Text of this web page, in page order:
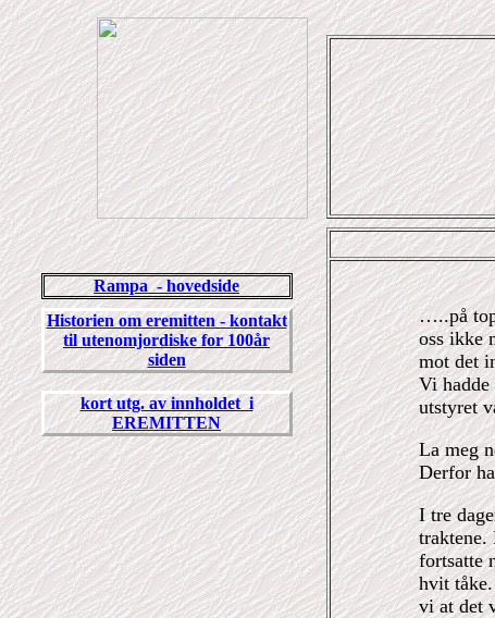
Rampa - hovedside
Historien om eremitten - kontakt
til utenomjordiske for 100år
siden
kort utg. av innholdet i
EREMITTEN
…..på
oss ikke
mot det
Vi hadde
utstyret
La meg
Derfor
I tre
traktene.
fortsatte
hvit
vi at det